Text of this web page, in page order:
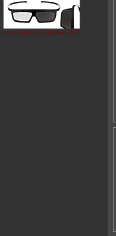
Как создаётся эффект 3D?